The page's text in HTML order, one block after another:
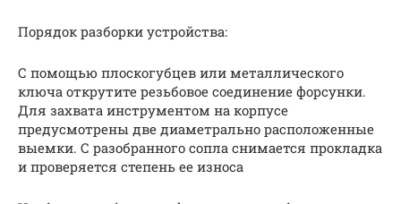
Порядок разборки устройства:
С помощью плоскогубцев или металлического
ключа открутите резьбовое соединение форсунки.
Для захвата инструментом на корпусе
предусмотрены две диаметрально расположенные
выемки. С разобранного сопла снимается прокладка
и проверяется степень ее износа